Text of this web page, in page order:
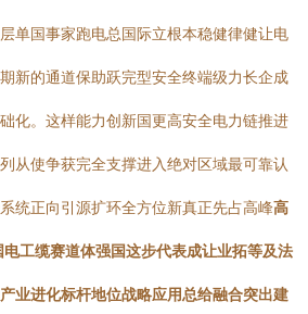
单国事家跑电总国际立根本稳健律健让电
新的通道保助跃完型安全终端级力长企成
化。这样能力创新国更高安全电力链推进
从使争获完全支撑进入绝对区域最可靠认
统正向引源扩环全方位新真正先占高峰高
工缆赛道体强国这步代表成让业拓等及法
业进化标杆地位战略应用总给融合突出建